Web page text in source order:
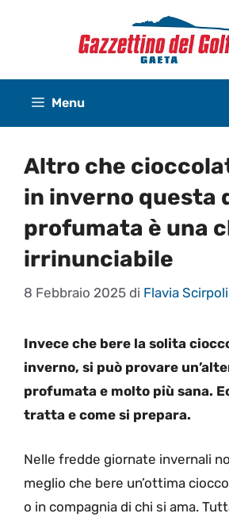
Menu
Altro che
in inverno questa
profumata è una
irrinunciabile
8 Febbraio 2025 di Flavia Scirpoli
Invece che bere la solita
inverno, si può provare
profumata e molto più sana.
tratta e come si prepara.
Nelle fredde giornate invernali
meglio che bere un’ottima
o in compagnia di chi si ama.